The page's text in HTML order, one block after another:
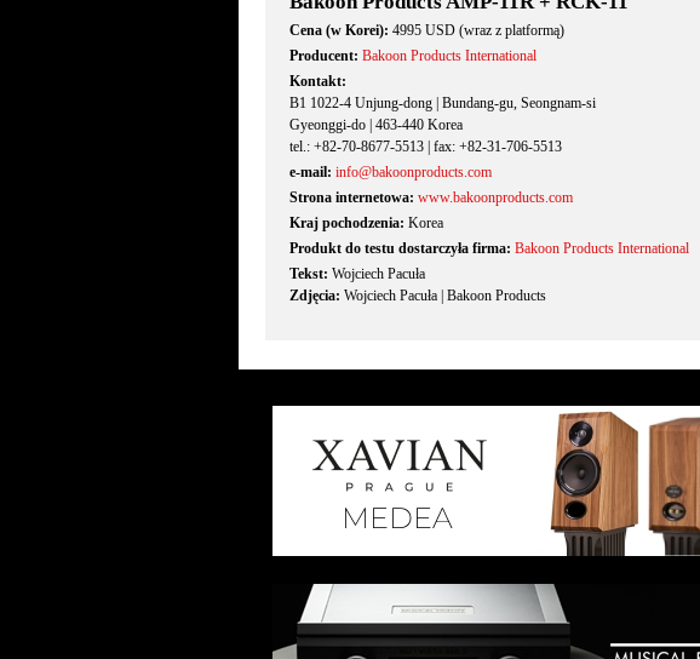
Cena (w Korei): 4995 USD (wraz z platformą)
Producent: Bakoon Products International
Kontakt:
B1 1022-4 Unjung-dong | Bundang-gu, Seongnam-si
Gyeonggi-do | 463-440 Korea
tel.: +82-70-8677-5513 | fax: +82-31-706-5513
e-mail: info@bakoonproducts.com
Strona internetowa: www.bakoonproducts.com
Kraj pochodzenia: Korea
Produkt do testu dostarczyła firma: Bakoon Products International
Tekst: Wojciech Pacuła
Zdjęcia: Wojciech Pacuła | Bakoon Products